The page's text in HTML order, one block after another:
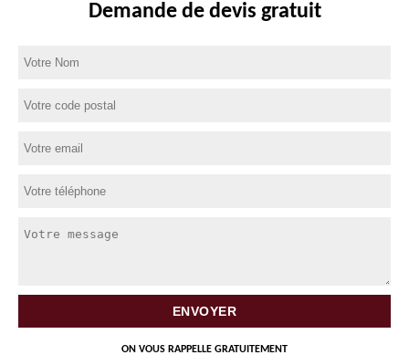
Demande de devis gratuit
ON VOUS RAPPELLE GRATUITEMENT